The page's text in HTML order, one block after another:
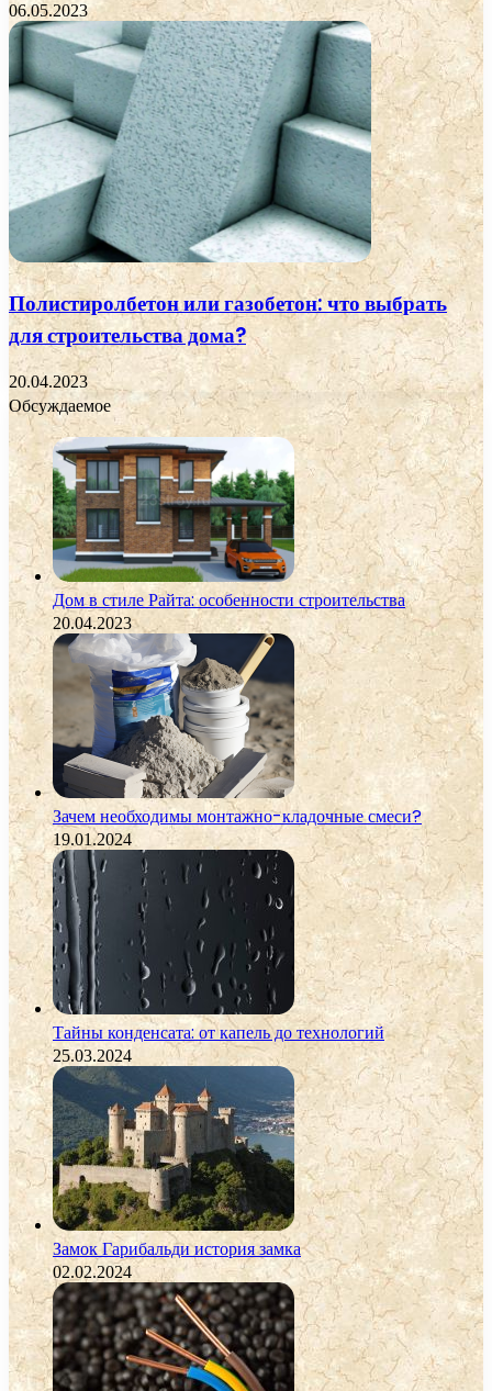
06.05.2023
Полистиролбетон или газобетон: что выбрать
для строительства дома?
20.04.2023
Обсуждаемое
Дом в стиле Райта: особенности строительства
20.04.2023
Зачем необходимы монтажно-кладочные смеси?
19.01.2024
Тайны конденсата: от капель до технологий
25.03.2024
Замок Гарибальди история замка
02.02.2024